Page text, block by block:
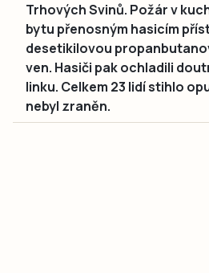
Trhových Svinů. Požár v
bytu přenosným hasicím
desetikilovou
ven. Hasiči pak ochladili
linku. Celkem 23 lidí stihlo
nebyl zraněn.